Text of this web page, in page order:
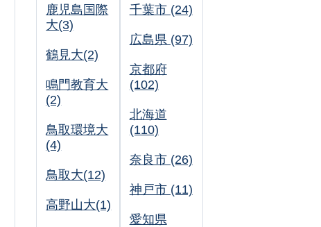
鹿児島国際
大(3)
鶴見大(2)
鳴門教育大
(2)
鳥取環境大
(4)
鳥取大(12)
高野山大(1)
千葉市 (24)
広島県 (97)
京都府
(102)
北海道
(110)
奈良市 (26)
神戸市 (11)
愛知県